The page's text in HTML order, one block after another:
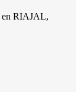
en RIAJAL,